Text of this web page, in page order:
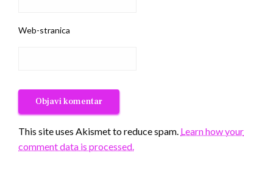
Web-stranica
This site uses Akismet to reduce spam. Learn how your
comment data is processed.